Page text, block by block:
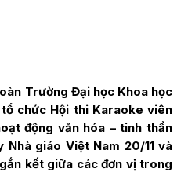
Trường Đại học Khoa học
chức Hội thi Karaoke viên
động văn hóa – tinh thần
giáo Việt Nam 20/11 và
kết giữa các đơn vị trong